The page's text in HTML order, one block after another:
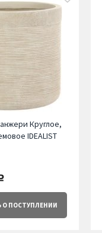
Круглое,
IDEALIST
О ПОСТУПЛЕНИИ